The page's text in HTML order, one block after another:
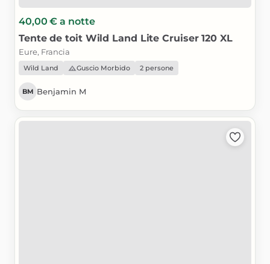
40,00 € a notte
Tente de toit Wild Land Lite Cruiser 120 XL
Eure, Francia
Wild Land Guscio Morbido 2 persone
BM Benjamin M